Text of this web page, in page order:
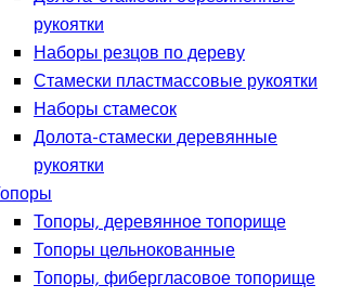
рукоятки
Наборы резцов по дереву
Стамески пластмассовые рукоятки
Наборы стамесок
Долота-стамески деревянные
рукоятки
Топоры, деревянное топорище
Топоры цельнокованные
Топоры, фибергласовое топорище